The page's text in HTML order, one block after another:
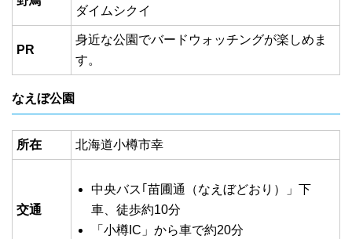
ダイムシクイ
PR
身近な公園でバードウォッチングが楽しめま
す。
なえぼ公園
所在 北海道小樽市幸
交通
中央バス｢苗圃通（なえぼどおり）」下
車、徒歩約10分
「小樽IC」から車で約20分